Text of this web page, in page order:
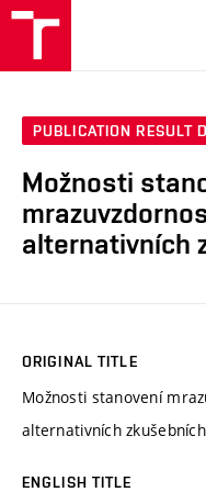
PUBLICATION RESULT
Možnosti
alternativních
ORIGINAL TITLE
Možnosti stanovení
alternativních
ENGLISH TITLE